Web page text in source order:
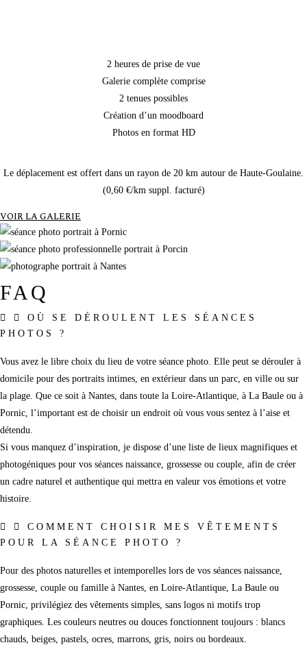
2 heures de prise de vue
Galerie complète comprise
2 tenues possibles
Création d’un moodboard
Photos en format HD
Le déplacement est offert dans un rayon de 20 km autour de Haute-Goulaine.
(0,60 €/km suppl. facturé)
VOIR LA GALERIE
FAQ
OÙ SE DÉROULENT LES SÉANCES
PHOTOS ?
Vous avez le libre choix du lieu de votre séance photo. Elle peut se dérouler à
domicile pour des portraits intimes, en extérieur dans un parc, en ville ou sur
la plage. Que ce soit à Nantes, dans toute la Loire-Atlantique, à La Baule ou à
Pornic, l’important est de choisir un endroit où vous vous sentez à l’aise et
détendu.
Si vous manquez d’inspiration, je dispose d’une liste de lieux magnifiques et
photogéniques pour vos séances naissance, grossesse ou couple, afin de créer
un cadre naturel et authentique qui mettra en valeur vos émotions et votre
histoire.
COMMENT CHOISIR MES VÊTEMENTS
POUR LA SÉANCE PHOTO ?
Pour des photos naturelles et intemporelles lors de vos séances naissance,
grossesse, couple ou famille à Nantes, en Loire-Atlantique, La Baule ou
Pornic, privilégiez des vêtements simples, sans logos ni motifs trop
graphiques. Les couleurs neutres ou douces fonctionnent toujours : blancs
chauds, beiges, pastels, ocres, marrons, gris, noirs ou bordeaux.